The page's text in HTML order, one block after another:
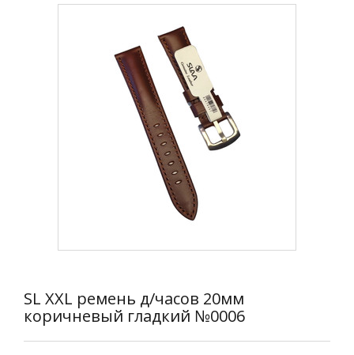
SL XXL ремень д/часов 20мм
коричневый гладкий №0006